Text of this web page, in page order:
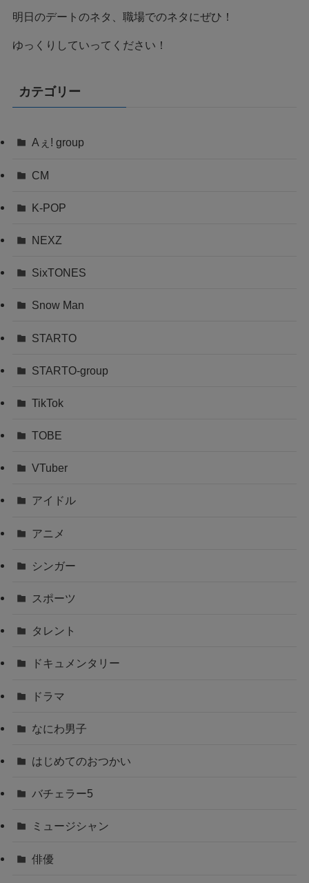
明日のデートのネタ、職場でのネタにぜひ！
ゆっくりしていってください！
カテゴリー
Aぇ! group
CM
K-POP
NEXZ
SixTONES
Snow Man
STARTO
STARTO-group
TikTok
TOBE
VTuber
アイドル
アニメ
シンガー
スポーツ
タレント
ドキュメンタリー
ドラマ
なにわ男子
はじめてのおつかい
バチェラー5
ミュージシャン
俳優